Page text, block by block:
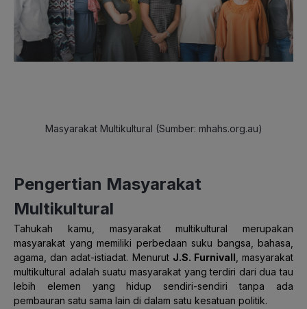
Masyarakat Multikultural (Sumber: mhahs.org.au)
Pengertian Masyarakat
Multikultural
Tahukah kamu, masyarakat multikultural merupakan
masyarakat yang memiliki perbedaan suku bangsa, bahasa,
agama, dan adat-istiadat. Menurut J.S. Furnivall , masyarakat
multikultural adalah suatu masyarakat yang terdiri dari dua tau
lebih elemen yang hidup sendiri-sendiri tanpa ada
pembauran satu sama lain di dalam satu kesatuan politik.